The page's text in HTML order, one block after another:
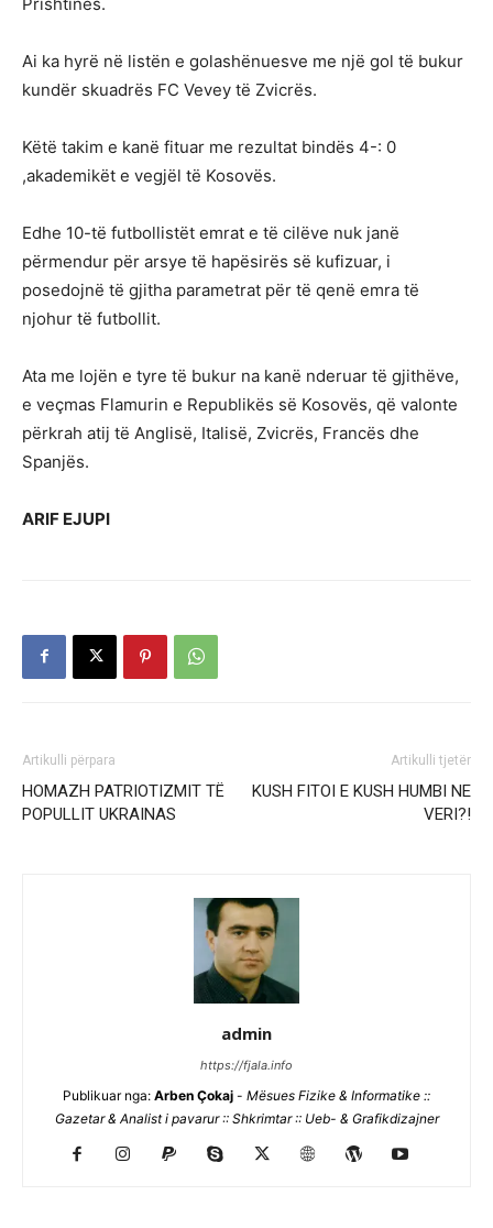
Ai ka hyrë në listën e golashënuesve me një gol të bukur
kundër skuadrës FC Vevey të Zvicrës.
Këtë takim e kanë fituar me rezultat bindës 4-: 0
,akademikët e vegjël të Kosovës.
Edhe 10-të futbollistët emrat e të cilëve nuk janë
përmendur për arsye të hapësirës së kufizuar, i
posedojnë të gjitha parametrat për të qenë emra të
njohur të futbollit.
Ata me lojën e tyre të bukur na kanë nderuar të gjithëve,
e veçmas Flamurin e Republikës së Kosovës, që valonte
përkrah atij të Anglisë, Italisë, Zvicrës, Francës dhe
Spanjës.
ARIF EJUPI
Artikulli përpara
HOMAZH PATRIOTIZMIT TË
POPULLIT UKRAINAS
Artikulli tjetër
KUSH FITOI E KUSH HUMBI NE
VERI?!
admin
https://fjala.info
Publikuar nga: Arben Çokaj - Mësues Fizike & Informatike ::
Gazetar & Analist i pavarur :: Shkrimtar :: Ueb- & Grafikdizajner